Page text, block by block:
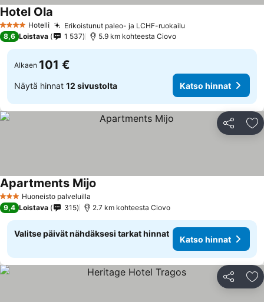
4 Tähtiluokitus
Hotelli Erikoistunut paleo- ja LCHF-ruokailu
Hotel Ola
8,6 Loistava 1 537 5.9 km kohteesta Ciovo
Alkaen 101 €
Näytä hinnat 12 sivustolta Katso hinnat
Jaa
3 Tähtiluokitus
Huoneisto palveluilla
Apartments Mijo
9,4 Loistava 315 2.7 km kohteesta Ciovo
Valitse päivät nähdäksesi tarkat hinnat
Katso hinnat
Jaa